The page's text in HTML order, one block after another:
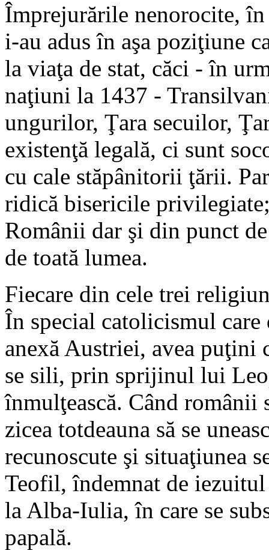
Împrejurările nenorocite,
i-au adus în aşa poziţiune
la viaţa de stat, căci - în
naţiuni la 1437 -
ungurilor, Ţara secuilor,
existenţă legală, ci sunt
cu cale stăpânitorii ţării.
ridică bisericile
Românii dar şi din punct
de toată lumea.
Fiecare din cele trei
În special catolicismul care
anexă Austriei, avea puţini
se sili, prin sprijinul lui
înmulţească. Când românii
zicea totdeauna să se
recunoscute şi situaţiunea
Teofil, îndemnat de
la Alba-Iulia, în care se
papală.